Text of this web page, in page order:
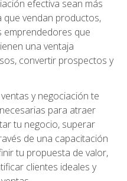
efectiva sean más
que vendan productos,
emprendedores que
una ventaja
convertir prospectos y
y negociación te
para atraer
tu negocio, superar
de una capacitación
tu propuesta de valor,
clientes ideales y